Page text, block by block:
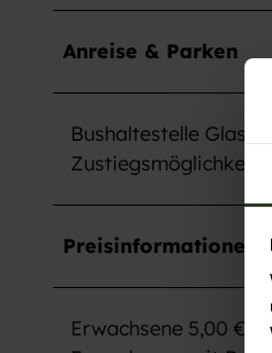
Anreise & Parken
Bushaltestelle
Zustiegsmöglichkeit
Preisinformationen
Erwachsene 5,00 €